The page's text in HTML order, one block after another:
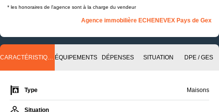
* les honoraires de l'agence sont à la charge du vendeur
Agence immobilière ECHENEVEX Pays de Gex
CARACTÉRISTIQUES ÉQUIPEMENTS DÉPENSES SITUATION DPE / GES
Type Maisons
Situation